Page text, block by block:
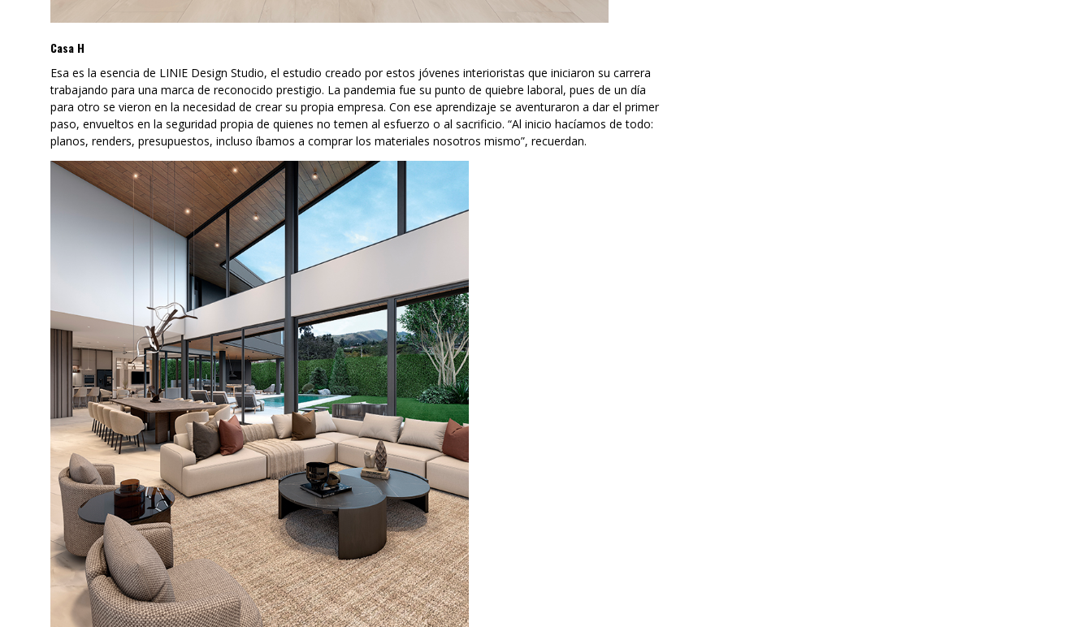
Casa H
Esa es la esencia de LINIE Design Studio, el estudio creado por estos jóvenes interioristas que iniciaron su carrera
trabajando para una marca de reconocido prestigio. La pandemia fue su punto de quiebre laboral, pues de un día
para otro se vieron en la necesidad de crear su propia empresa. Con ese aprendizaje se aventuraron a dar el primer
paso, envueltos en la seguridad propia de quienes no temen al esfuerzo o al sacrificio. “Al inicio hacíamos de todo:
planos, renders, presupuestos, incluso íbamos a comprar los materiales nosotros mismo”, recuerdan.